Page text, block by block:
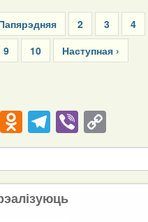
Page
2 Page
3 Page
4
Page
9 Page
10
Next
page
Наступная ›
Odnoklassniki
Telegram
ViberCopy
Link